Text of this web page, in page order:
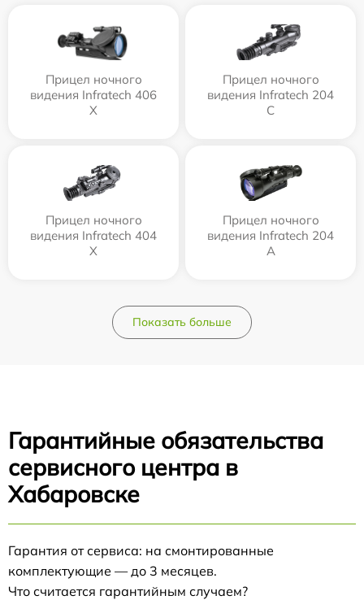
Прицел ночного
видения Infratech 406
Х
Прицел ночного
видения Infratech 204
С
Прицел ночного
видения Infratech 404
Х
Прицел ночного
видения Infratech 204
А
Показать больше
Гарантийные обязательства
сервисного центра в
Хабаровске
Гарантия от сервиса: на смонтированные
комплектующие — до 3 месяцев.
Что считается гарантийным случаем?